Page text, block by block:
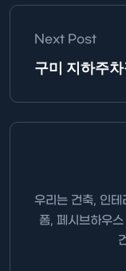
Next Post
구미 지하주
우리는 건축, 인
폼, 페시브하우